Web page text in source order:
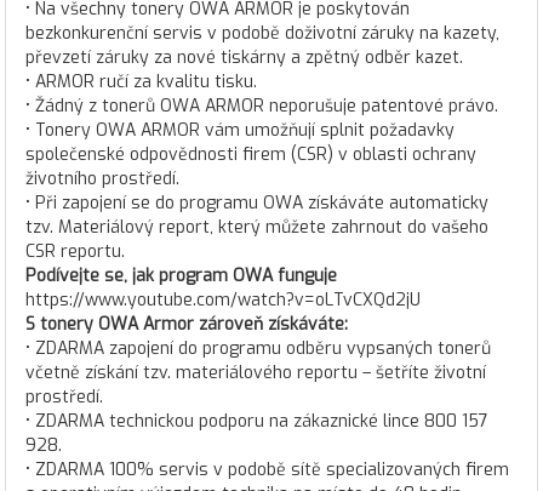
• Na všechny tonery OWA ARMOR je poskytován
bezkonkurenční servis v podobě doživotní záruky na kazety,
převzetí záruky za nové tiskárny a zpětný odběr kazet.
• ARMOR ručí za kvalitu tisku.
• Žádný z tonerů OWA ARMOR neporušuje patentové právo.
• Tonery OWA ARMOR vám umožňují splnit požadavky
společenské odpovědnosti firem (CSR) v oblasti ochrany
životního prostředí.
• Při zapojení se do programu OWA získáváte automaticky
tzv. Materiálový report, který můžete zahrnout do vašeho
CSR reportu.
Podívejte se, jak program OWA funguje
https://www.youtube.com/watch?v=oLTvCXQd2jU
S tonery OWA Armor zároveň získáváte:
• ZDARMA zapojení do programu odběru vypsaných tonerů
včetně získání tzv. materiálového reportu – šetříte životní
prostředí.
• ZDARMA technickou podporu na zákaznické lince 800 157
928.
• ZDARMA 100% servis v podobě sítě specializovaných firem